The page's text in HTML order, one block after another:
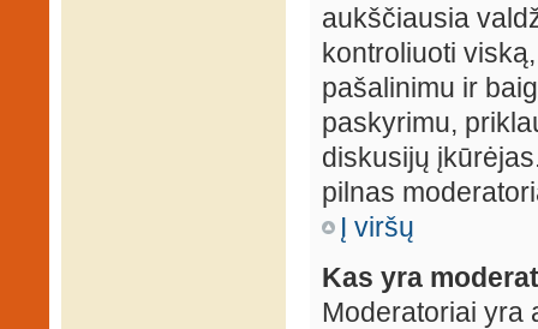
aukščiausia
kontroliuoti
pašalinimu ir
paskyrimu,
diskusijų
pilnas
Į viršų
Kas yra
Moderatoriai yra